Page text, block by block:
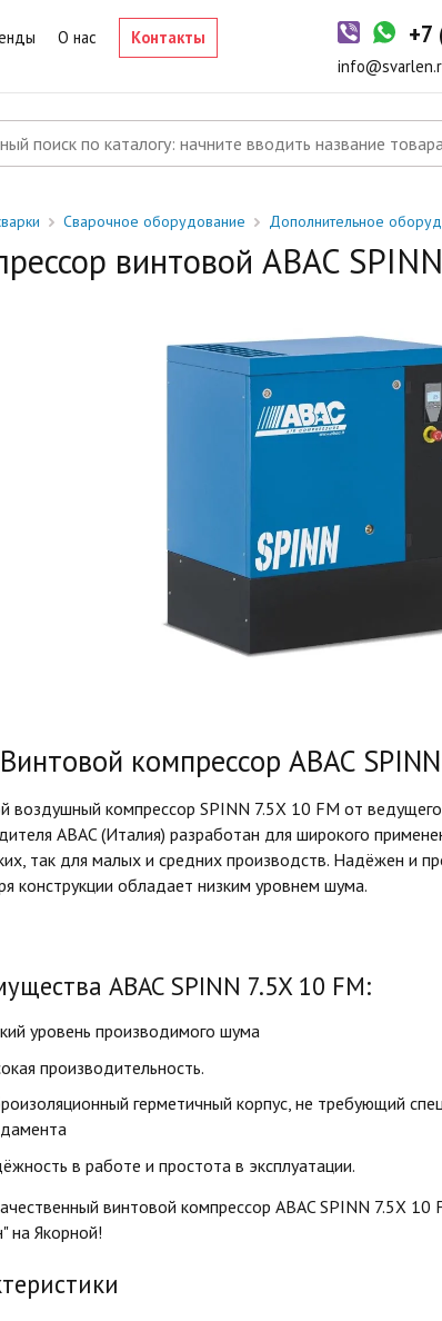
Товар в наличии на складе. Срок поставки в магазин: 1-2
О нас Контакты +7
Сварочное оборудование Дополнительное
винтовой ABAC
Винтовой компрессор ABAC
воздушный компрессор SPINN 7.5X 10 FM от ведущего
ABAC (Италия) разработан для широкого
так для малых и средних производств. Надёжен и
конструкции обладает низким уровнем шума.
ABAC SPINN 7.5X 10 FM:
уровень производимого шума
производительность.
герметичный корпус, не требующий
в работе и простота в эксплуатации.
винтовой компрессор ABAC SPINN 7.5X 10
на Якорной!